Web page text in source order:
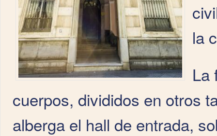
la
La
cuerpos, divididos en otros
alberga el hall de entrada,